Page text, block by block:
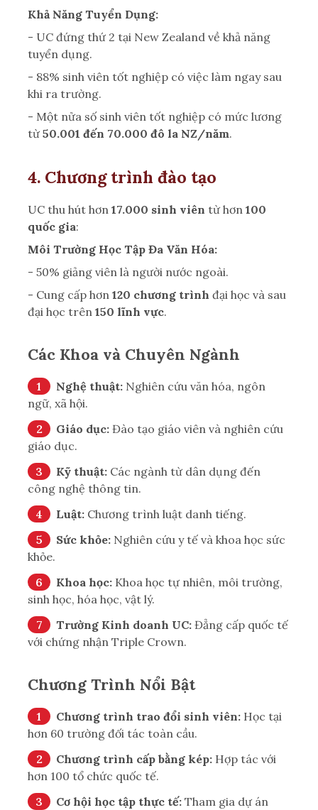
Khả Năng Tuyển Dụng:
- UC đứng thứ 2 tại New Zealand về khả năng
tuyển dụng.
- 88% sinh viên tốt nghiệp có việc làm ngay sau
khi ra trường.
- Một nửa số sinh viên tốt nghiệp có mức lương
từ 50.001 đến 70.000 đô la NZ/năm.
4. Chương trình đào tạo
UC thu hút hơn 17.000 sinh viên từ hơn 100
quốc gia:
Môi Trường Học Tập Đa Văn Hóa:
- 50% giảng viên là người nước ngoài.
- Cung cấp hơn 120 chương trình đại học và sau
đại học trên 150 lĩnh vực.
Các Khoa và Chuyên Ngành
Nghệ thuật: Nghiên cứu văn hóa, ngôn
ngữ, xã hội.
Giáo dục: Đào tạo giáo viên và nghiên cứu
giáo dục.
Kỹ thuật: Các ngành từ dân dụng đến
công nghệ thông tin.
Luật: Chương trình luật danh tiếng.
Sức khỏe: Nghiên cứu y tế và khoa học sức
khỏe.
Khoa học: Khoa học tự nhiên, môi trường,
sinh học, hóa học, vật lý.
Trường Kinh doanh UC: Đẳng cấp quốc tế
với chứng nhận Triple Crown.
Chương Trình Nổi Bật
Chương trình trao đổi sinh viên: Học tại
hơn 60 trường đối tác toàn cầu.
Chương trình cấp bằng kép: Hợp tác với
hơn 100 tổ chức quốc tế.
Cơ hội học tập thực tế: Tham gia dự án